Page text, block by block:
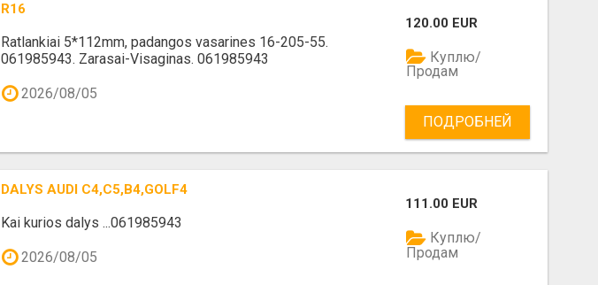
R16
Ratlankiai 5*112mm, padangos vasarines 16-205-55.
061985943. Zarasai-Visaginas. 061985943
2026/08/05
120.00 EUR
Куплю/
Продам
ПОДРОБНЕЙ
DALYS AUDI C4,C5,B4,GOLF4
Kai kurios dalys ...061985943
2026/08/05
111.00 EUR
Куплю/
Продам